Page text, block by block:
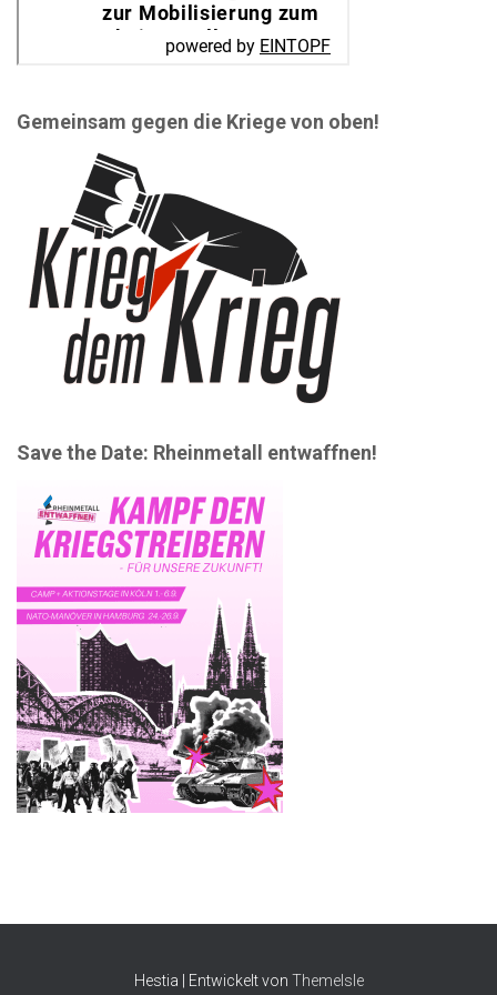
Gemeinsam gegen die Kriege von oben!
Save the Date: Rheinmetall entwaffnen!
Hestia | Entwickelt von ThemeIsle